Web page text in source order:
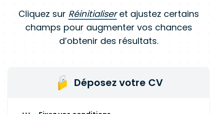
Cliquez sur Réinitialiseret ajustez certains
champs pour augmenter vos chances
d’obtenir des résultats.
Déposez votre CV